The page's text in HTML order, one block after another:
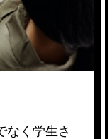
なく学生さ